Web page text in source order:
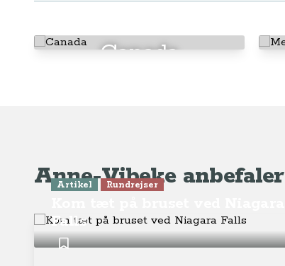
Canada
Anne-Vibeke anbefaler
Artikel Rundrejser
Falls